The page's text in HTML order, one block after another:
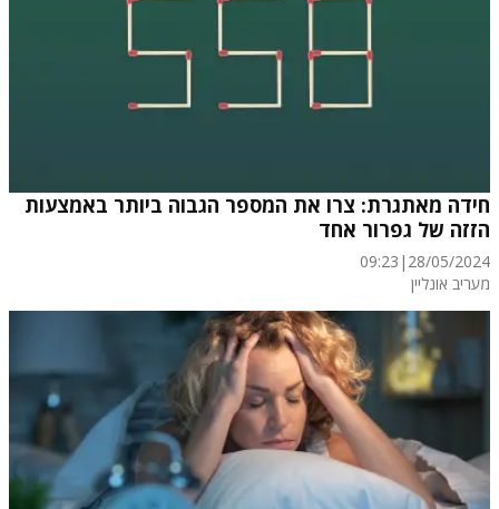
חידה מאתגרת: צרו את המספר הגבוה ביותר באמצעות
הזזה של גפרור אחד
28/05/2024
|
09:23
מעריב אונליין